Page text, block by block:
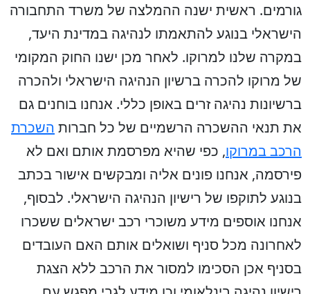
גורמים. ראשית ישנה ההמלצה של משרד התחבורה
הישראלי בנוגע להתאמתו לנהיגה במדינת היעד,
במקרה שלנו למרוקו. לאחר מכן ישנו החוק המקומי
של מרוקו להכרה ברשיון הנהיגה הישראלי ולהכרה
ברשיונות נהיגה זרים באופן כללי. אנחנו בוחנים גם
את תנאי ההשכרה הרשמיים של כל חברות השכרת
הרכב במרוקו, כפי שהיא מפרסמת אותם ואם לא
פירסמה, אנחנו פונים אליה ומבקשים אישור בכתב
בנוגע לתוקפו של רישיון הנהיגה הישראלי. לבסוף,
אנחנו אוספים מידע משוכרי רכב ישראלים ששכרו
לאחרונה מכל סניף ושואלים אותם האם העובדים
בסניף אכן הסכימו למסור את הרכב ללא הצגת